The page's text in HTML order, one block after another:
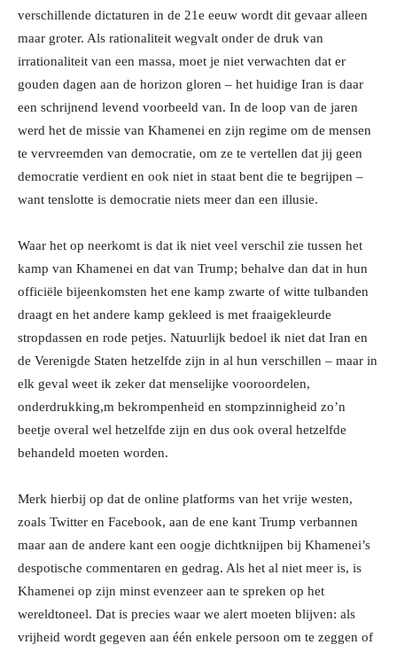
verschillende dictaturen in de 21e eeuw wordt dit gevaar alleen
maar groter. Als rationaliteit wegvalt onder de druk van
irrationaliteit van een massa, moet je niet verwachten dat er
gouden dagen aan de horizon gloren – het huidige Iran is daar
een schrijnend levend voorbeeld van. In de loop van de jaren
werd het de missie van Khamenei en zijn regime om de mensen
te vervreemden van democratie, om ze te vertellen dat jij geen
democratie verdient en ook niet in staat bent die te begrijpen –
want tenslotte is democratie niets meer dan een illusie.
Waar het op neerkomt is dat ik niet veel verschil zie tussen het
kamp van Khamenei en dat van Trump; behalve dan dat in hun
officiële bijeenkomsten het ene kamp zwarte of witte tulbanden
draagt en het andere kamp gekleed is met fraaigekleurde
stropdassen en rode petjes. Natuurlijk bedoel ik niet dat Iran en
de Verenigde Staten hetzelfde zijn in al hun verschillen – maar in
elk geval weet ik zeker dat menselijke vooroordelen,
onderdrukking,m bekrompenheid en stompzinnigheid zo’n
beetje overal wel hetzelfde zijn en dus ook overal hetzelfde
behandeld moeten worden.
Merk hierbij op dat de online platforms van het vrije westen,
zoals Twitter en Facebook, aan de ene kant Trump verbannen
maar aan de andere kant een oogje dichtknijpen bij Khamenei’s
despotische commentaren en gedrag. Als het al niet meer is, is
Khamenei op zijn minst evenzeer aan te spreken op het
wereldtoneel. Dat is precies waar we alert moeten blijven: als
vrijheid wordt gegeven aan één enkele persoon om te zeggen of